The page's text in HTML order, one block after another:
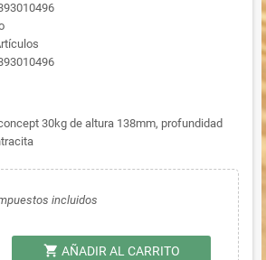
30kg de altura 138mm, profundidad
incluidos
shopping_cart AÑADIR AL CARRITO